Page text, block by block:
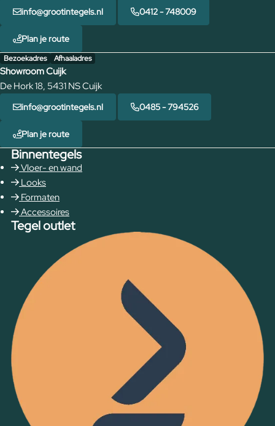
info@grootintegels.nl 0412 - 748009
Plan je route
Bezoekadres Afhaaladres
Showroom Cuijk
De Hork 18, 5431 NS Cuijk
info@grootintegels.nl 0485 - 794526
Plan je route
Binnentegels
Vloer- en wand
Looks
Formaten
Accessoires
Tegel outlet